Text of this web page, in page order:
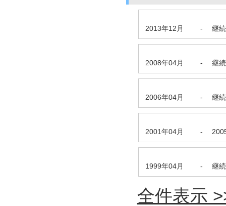
2013年12月 - 継
2008年04月 - 継
2006年04月 - 継
2001年04月 -
1999年04月 - 継
全件表示